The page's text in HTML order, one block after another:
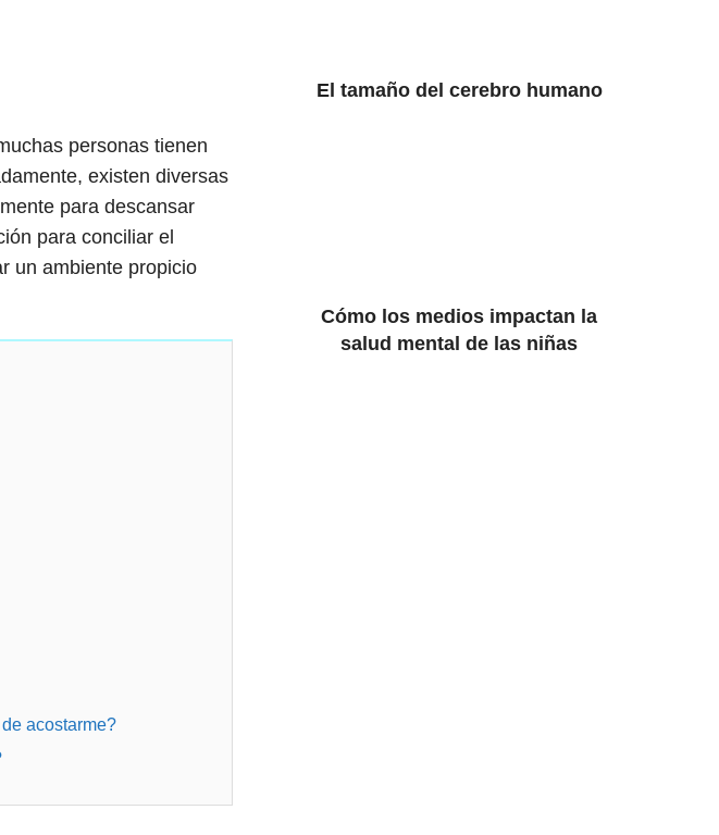
personas tienen
existen diversas
para descansar
para conciliar el
un ambiente propicio
acostarme?
El tamaño del cerebro humano
Cómo los medios impactan la
salud mental de las niñas